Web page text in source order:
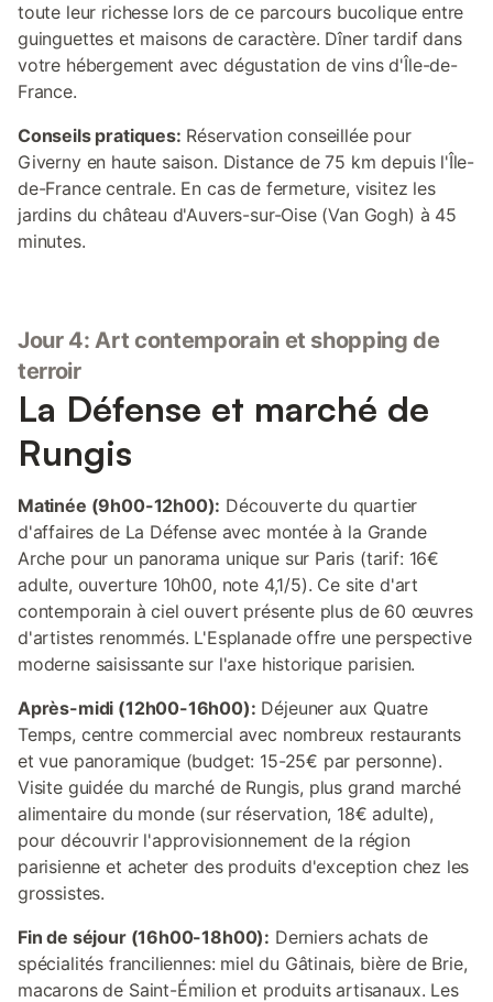
toute leur richesse lors de ce parcours bucolique entre
guinguettes et maisons de caractère. Dîner tardif dans
votre hébergement avec dégustation de vins d'Île-de-
France.
Conseils pratiques: Réservation conseillée pour
Giverny en haute saison. Distance de 75 km depuis l'Île-
de-France centrale. En cas de fermeture, visitez les
jardins du château d'Auvers-sur-Oise (Van Gogh) à 45
minutes.
Jour 4: Art contemporain et shopping de
terroir
La Défense et marché de
Rungis
Matinée (9h00-12h00): Découverte du quartier
d'affaires de La Défense avec montée à la Grande
Arche pour un panorama unique sur Paris (tarif: 16€
adulte, ouverture 10h00, note 4,1/5). Ce site d'art
contemporain à ciel ouvert présente plus de 60 œuvres
d'artistes renommés. L'Esplanade offre une perspective
moderne saisissante sur l'axe historique parisien.
Après-midi (12h00-16h00): Déjeuner aux Quatre
Temps, centre commercial avec nombreux restaurants
et vue panoramique (budget: 15-25€ par personne).
Visite guidée du marché de Rungis, plus grand marché
alimentaire du monde (sur réservation, 18€ adulte),
pour découvrir l'approvisionnement de la région
parisienne et acheter des produits d'exception chez les
grossistes.
Fin de séjour (16h00-18h00): Derniers achats de
spécialités franciliennes: miel du Gâtinais, bière de Brie,
macarons de Saint-Émilion et produits artisanaux. Les